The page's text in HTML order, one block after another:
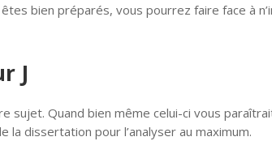
bien préparés, vous pourrez faire face à
J
sujet. Quand bien même celui-ci vous
dissertation pour l’analyser au maximum.